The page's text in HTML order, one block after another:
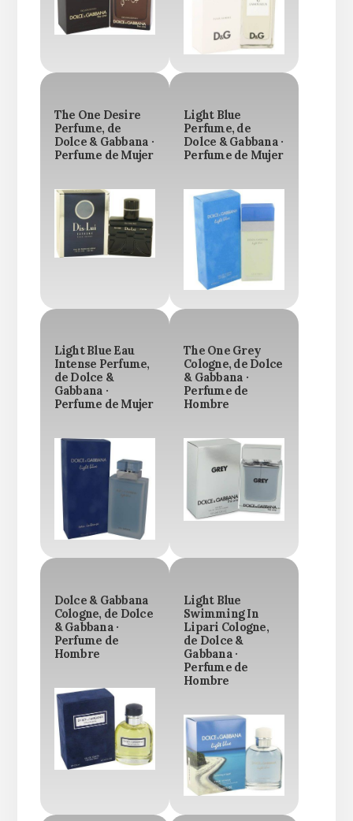
The One Desire
Perfume, de
Dolce & Gabbana ·
Perfume de Mujer
Light Blue
Perfume, de
Dolce & Gabbana ·
Perfume de Mujer
Light Blue Eau
Intense Perfume,
de Dolce &
Gabbana ·
Perfume de Mujer
The One Grey
Cologne, de Dolce
& Gabbana ·
Perfume de
Hombre
Dolce & Gabbana
Cologne, de Dolce
& Gabbana ·
Perfume de
Hombre
Light Blue
Swimming In
Lipari Cologne,
de Dolce &
Gabbana ·
Perfume de
Hombre